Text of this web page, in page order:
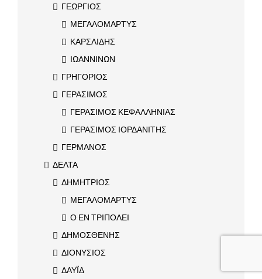
ΓΕΩΡΓΙΟΣ
ΜΕΓΑΛΟΜΑΡΤΥΣ
ΚΑΡΣΛΙΔΗΣ
ΙΩΑΝΝΙΝΩΝ
ΓΡΗΓΟΡΙΟΣ
ΓΕΡΑΣΙΜΟΣ
ΓΕΡΑΣΙΜΟΣ ΚΕΦΑΛΛΗΝΙΑΣ
ΓΕΡΑΣΙΜΟΣ ΙΟΡΔΑΝΙΤΗΣ
ΓΕΡΜΑΝΟΣ
ΔΕΛΤΑ
ΔΗΜΗΤΡΙΟΣ
ΜΕΓΑΛΟΜΑΡΤΥΣ
Ο ΕΝ ΤΡΙΠΟΛΕΙ
ΔΗΜΟΣΘΕΝΗΣ
ΔΙΟΝΥΣΙΟΣ
ΔΑΥΪΔ